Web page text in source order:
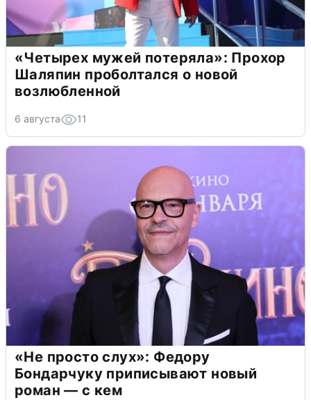
«Четырех мужей потеряла»: Прохор
Шаляпин проболтался о новой
возлюбленной
6 августа 11
«Не просто слух»: Федору
Бондарчуку приписывают новый
роман — с кем